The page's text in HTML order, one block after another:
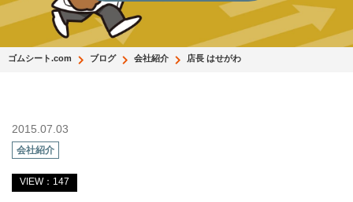
ゴムシート.com ブログ 会社紹介 店長 はせがわ
2015.07.03
会社紹介
VIEW：147